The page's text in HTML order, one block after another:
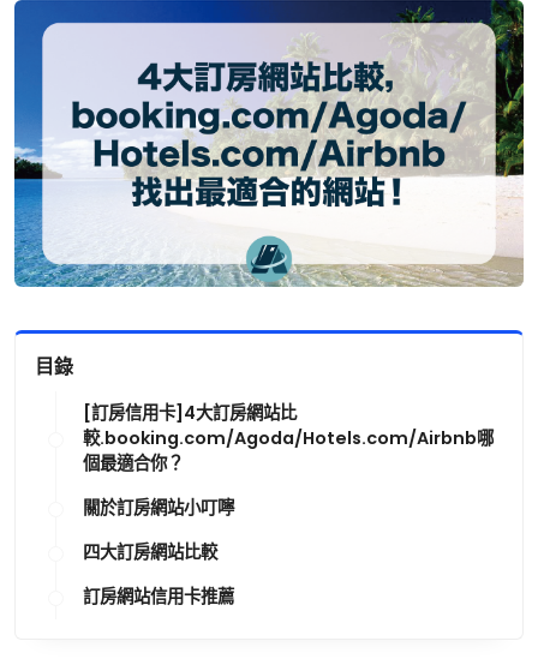
目錄
[訂房信用卡]4大訂房網站比
較.booking.com/Agoda/Hotels.com/Airbnb哪
個最適合你？
關於訂房網站小叮嚀
四大訂房網站比較
訂房網站信用卡推薦